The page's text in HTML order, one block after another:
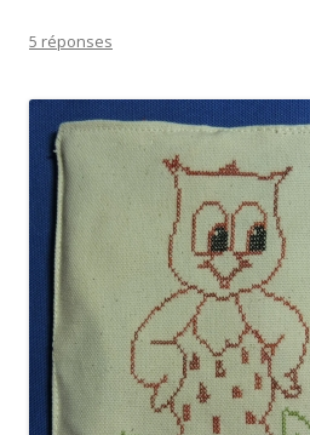
5 réponses